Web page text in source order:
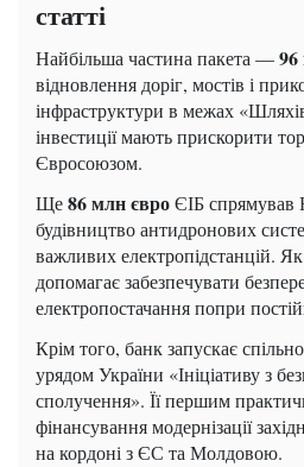
статті
Найбільша частина пакета —
відновлення доріг, мостів і
інфраструктури в межах
інвестиції мають прискорити
Євросоюзом.
Ще86 млн євроЄІБ
будівництво антидронових
важливих електропідстанцій.
допомагає забезпечувати
електропостачання попри
Крім того, банк запускає
урядом України «Ініціативу з
сполучення». Її першим
фінансування модернізації
на кордоні з ЄС та Молдовою.